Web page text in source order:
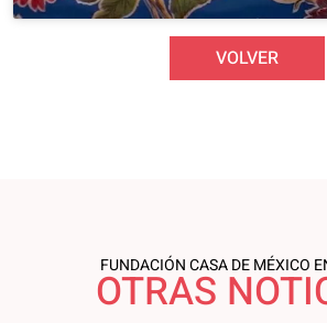
VOLVER
FUNDACIÓN CASA DE MÉXICO
OTRAS